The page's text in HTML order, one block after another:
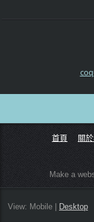
首頁 關
Make a
View: Mobile| Desktop